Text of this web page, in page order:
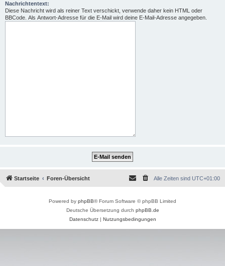
Nachrichtentext:
Diese Nachricht wird als reiner Text verschickt, verwende daher kein HTML oder
BBCode. Als Antwort-Adresse für die E-Mail wird deine E-Mail-Adresse angegeben.
Startseite Foren-Übersicht Alle Zeiten sind UTC+01:00
Powered by phpBB® Forum Software © phpBB Limited
Deutsche Übersetzung durch phpBB.de
Datenschutz| Nutzungsbedingungen